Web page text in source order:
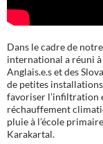
Dans le cadre de
international a réuni à
Anglais.e.s et des
de petites
favoriser l’infiltration
réchauffement
pluie à l’école
Karakartal.